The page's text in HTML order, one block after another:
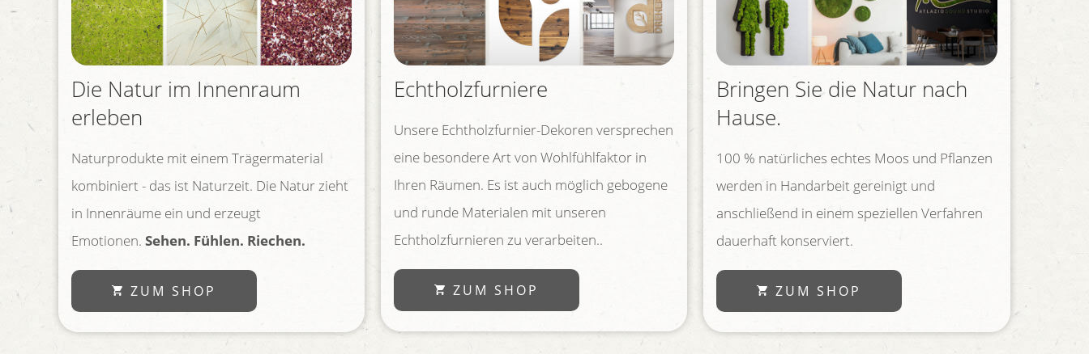
Die Natur im Innenraum
erleben
Naturprodukte mit einem Trägermaterial
kombiniert - das ist Naturzeit. Die Natur zieht
in Innenräume ein und erzeugt
Emotionen. Sehen. Fühlen. Riechen.
ZUM SHOP
Echtholzfurniere
Unsere Echtholzfurnier-Dekoren versprechen
eine besondere Art von Wohlfühlfaktor in
Ihren Räumen. Es ist auch möglich gebogene
und runde Materialen mit unseren
Echtholzfurnieren zu verarbeiten..
ZUM SHOP
Bringen Sie die Natur nach
Hause.
100 % natürliches echtes Moos und Pflanzen
werden in Handarbeit gereinigt und
anschließend in einem speziellen Verfahren
dauerhaft konserviert.
ZUM SHOP